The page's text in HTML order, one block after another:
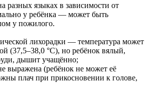
разных языках в зависимости от
у ребёнка — может быть
у пожилого.
лихорадки — температура может
(37,5–38,0 °C), но ребёнок вялый,
дышит учащённо;
выражена (ребёнок не может её
плач при прикосновении к голове,